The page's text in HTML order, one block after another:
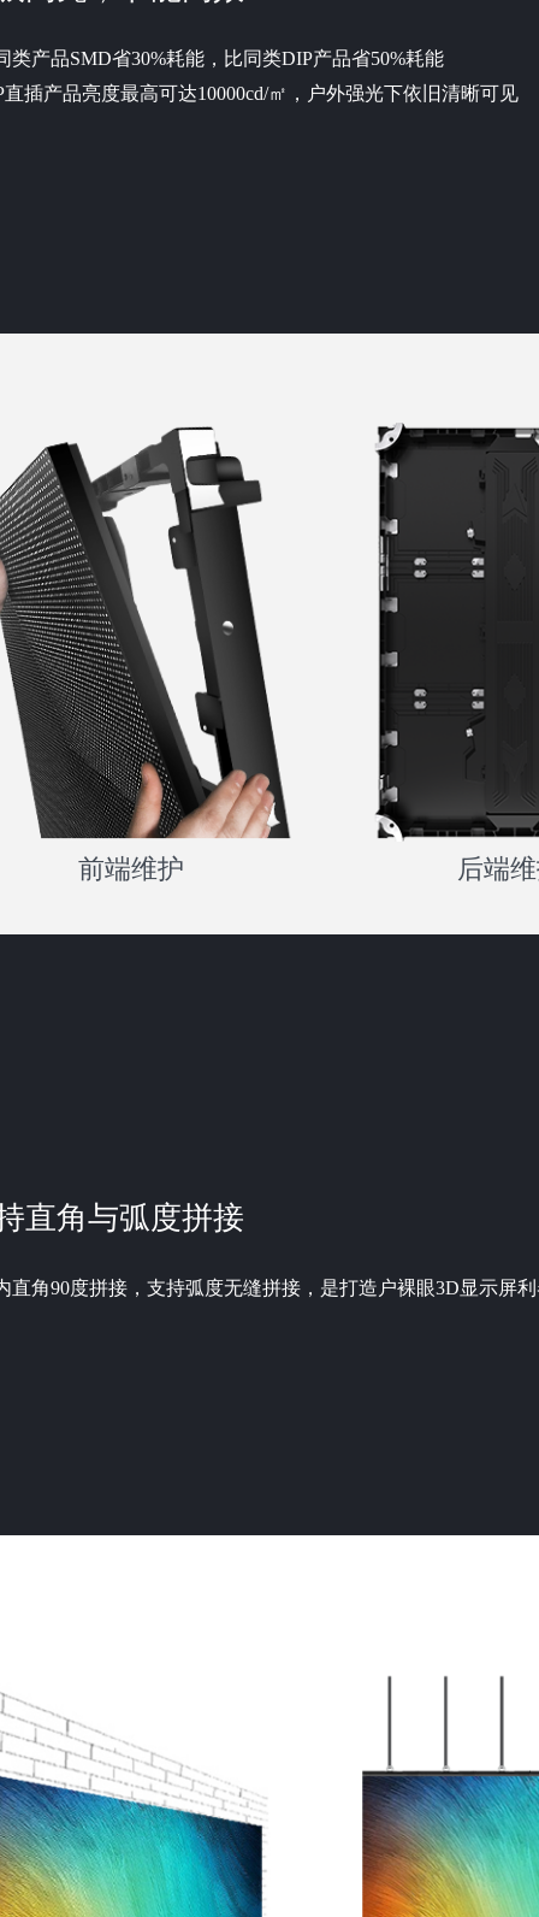
类产品SMD省30%耗能，比同类DIP产品省50%耗能
直插产品亮度最高可达10000cd/㎡，户外强光下依旧清晰可见
前端维护 后端
直角与弧度拼接
直角90度拼接，支持弧度无缝拼接，是打造户裸眼3D显示屏